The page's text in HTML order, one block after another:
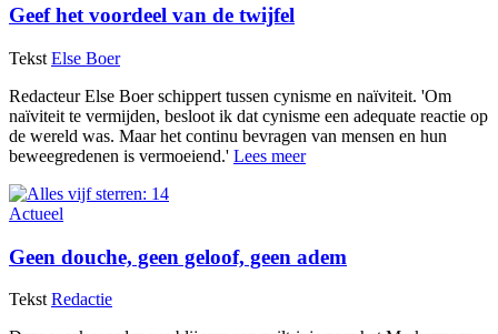
Geef het voordeel van de twijfel
Tekst Else Boer
Redacteur Else Boer schippert tussen cynisme en naïviteit. 'Om
naïviteit te vermijden, besloot ik dat cynisme een adequate reactie op
de wereld was. Maar het continu bevragen van mensen en hun
beweegredenen is vermoeiend.' Lees meer
Actueel
Geen douche, geen geloof, geen adem
Tekst Redactie